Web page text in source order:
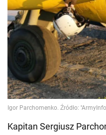
Kapitan Sergiusz